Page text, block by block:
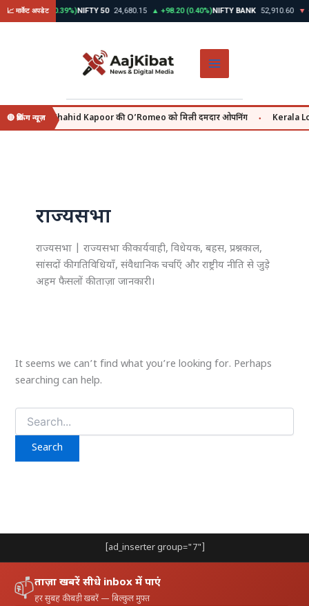
Skip
to
📈 मार्केट अपडेट
▲ +312.45 (0.39%)NIFTY 50 24,680.15 ▲ +98.20 (0.40%)NIFTY BANK 52,910.60 ▼ -
🔴 ब्रेकिंग न्यूज़
se, वहीं Shahid Kapoor की O’Romeo को मिली दमदार ओपनिंग Kerala
राज्यसभा
राज्यसभा | राज्यसभा की कार्यवाही, विधेयक, बहस, प्रश्नकाल,
सांसदों की गतिविधियाँ, संवैधानिक चर्चाएँ और राष्ट्रीय नीति से जुड़े
अहम फैसलों की ताज़ा जानकारी।
It seems we can’t find what you’re looking for. Perhaps
searching can help.
Search
for:
[ad_inserter group="7"]
📫ताज़ा खबरें सीधे inbox में पाएं
हर सुबह की बड़ी खबरें — बिल्कुल मुफ़्त